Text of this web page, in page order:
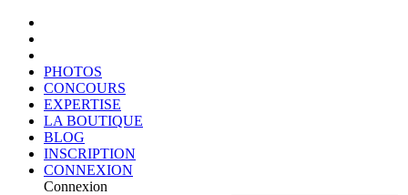
PHOTOS
CONCOURS
EXPERTISE
LA BOUTIQUE
BLOG
INSCRIPTION
CONNEXION
Connexion